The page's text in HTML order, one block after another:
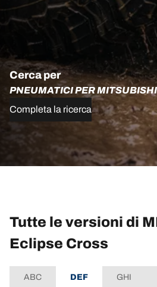
Cerca per
PNEUMATICI PER
Completa la ricerca
Tutte le versioni di
Eclipse Cross
ABC DEF GHI